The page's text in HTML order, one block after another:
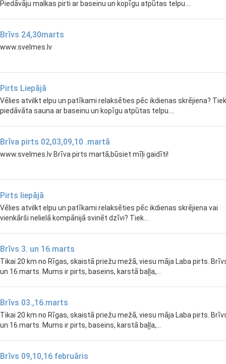
Piedāvāju malkas pirti ar baseinu un kopīgu atpūtas telpu....
Brīvs 24,30marts
www.svelmes.lv
Pirts Liepājā
Vēlies atvilkt elpu un patīkami relaksēties pēc ikdienas skrējiena? Tiek
piedāvāta sauna ar baseinu un kopīgu atpūtas telpu....
Brīva pirts 02,03,09,10 .martā
www.svelmes.lv Brīva pirts martā,būsiet mīļi gaidīti!
Pirts liepājā
Vēlies atvilkt elpu un patīkami relaksēties pēc ikdienas skrējiena vai
vienkārši nelielā kompānijā svinēt dzīvi? Tiek...
Brīvs 3. un 16.marts
Tikai 20 km no Rīgas, skaistā priežu mežā, viesu māja Laba pirts.
un 16.marts. Mums ir pirts, baseins, karstā baļļa,...
Brīvs 03.,16.marts
Tikai 20 km no Rīgas, skaistā priežu mežā, viesu māja Laba pirts.
un 16.marts. Mums ir pirts, baseins, karstā baļļa,...
Brīvs 09,10,16 februāris